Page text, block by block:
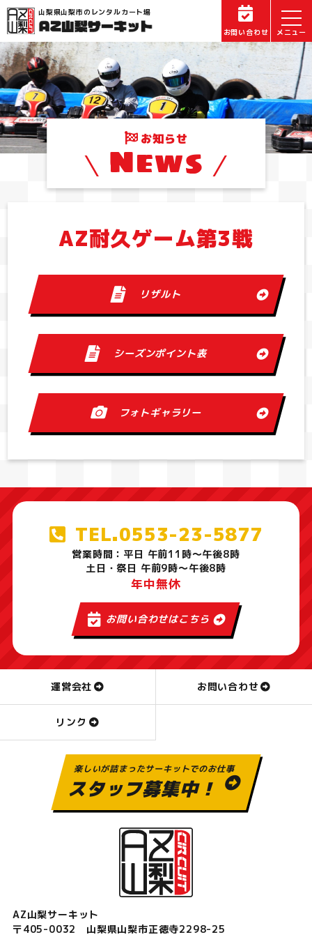
山梨県山梨市のレンタルカート場
お問い合わせ
お知らせ
News
AZ耐久ゲーム第3戦
リザルト
シーズンポイント表
フォトギャラリー
TEL.0553-23-5877
営業時間：平日 午前11時～午後8時
土日・祭日 午前9時～午後8時
年中無休
お問い合わせはこちら
運営会社 お問い合わせ
リンク
楽しいが詰まったサーキットでのお仕事
スタッフ募集中！
AZ山梨サーキット
〒405-0032 山梨県山梨市正徳寺2298-25